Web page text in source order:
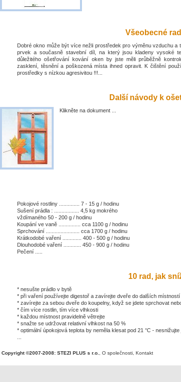
Všeobecné
Dobré okno může být více nežli prostředek pro výměnu vzduchu a
prvek a současně stavební díl, na který jsou kladeny vysoké
důležitého ošetřování kování oken by jste měli průběžně
zasklení, těsnění a poškozená místa ihned opravit. K čištění
prostředky s nízkou agresivitou !!!...
Další návody k
Klikněte na dokument ...
Pokojové rostliny .............. 7 - 15 g / hodinu
Sušení prádla : ................. 4,5 kg mokrého
vždímaného 50 - 200 g / hodinu
Koupání ve vaně ............... cca 1100 g / hodinu
Sprchování ....................... cca 1700 g / hodinu
Krátkodobé vaření ............. 400 - 500 g / hodinu
Dlouhodobé vaření ............ 450 - 900 g / hodinu
Pečení .....
10 rad, jak
* nesušte prádlo v bytě
* při vaření používejte digestoř a zavírejte dveře do dalších místností
* zavírejte za sebou dveře do koupelny, když se jdete sprchovat
* čím více rostlin, tím více vlhkosti
* každou místnost pravidelně větrejte
* snažte se udržovat relativní vlhkost na 50 %
* optimální úpokojová teplota by neměla klesat pod 21 °C -
Copyright ©2007-2008: STEZI PLUS s r.o. O společnosti Kontakt